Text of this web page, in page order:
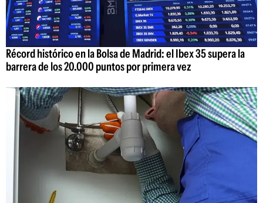
Récord histórico en la Bolsa de Madrid: el Ibex 35 supera la
barrera de los 20.000 puntos por primera vez